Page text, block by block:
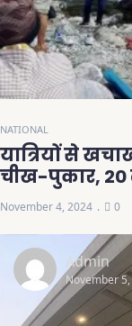
NATIONAL
यात्रियों से
चीख-पुकार, 20
November 4, 2024 0
Admin
November